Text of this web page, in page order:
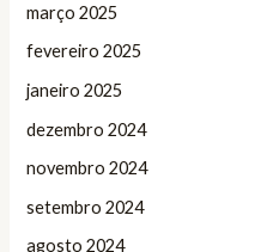
março 2025
fevereiro 2025
janeiro 2025
dezembro 2024
novembro 2024
setembro 2024
agosto 2024